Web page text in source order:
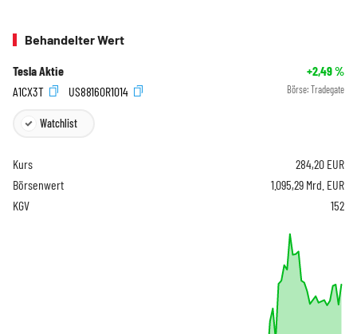
Behandelter Wert
Tesla Aktie +2,49%
A1CX3T
US88160R1014 Börse: Tradegate
Watchlist
Kurs 284,20 EUR
Börsenwert
1.095,29 Mrd. EUR
KGV
152